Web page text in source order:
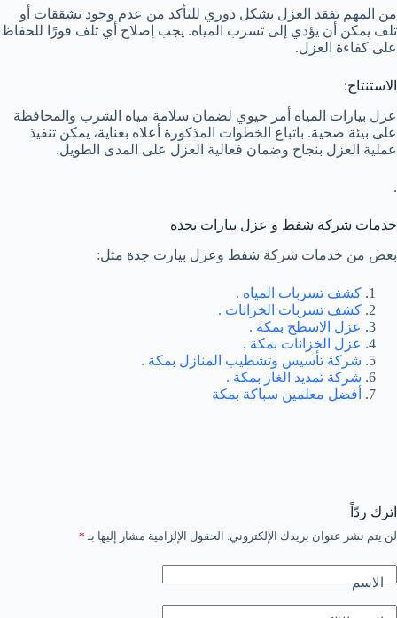
من المهم تفقد العزل بشكل دوري للتأكد من عدم وجود تشققات أو
تلف يمكن أن يؤدي إلى تسرب المياه. يجب إصلاح أي تلف فورًا للحفاظ
على كفاءة العزل.
الاستنتاج:
عزل بيارات المياه أمر حيوي لضمان سلامة مياه الشرب والمحافظة
على بيئة صحية. باتباع الخطوات المذكورة أعلاه بعناية، يمكن تنفيذ
عملية العزل بنجاح وضمان فعالية العزل على المدى الطويل.
.
خدمات شركة شفط و عزل بيارات بجده
بعض من خدمات شركة شفط وعزل بيارت جدة مثل:
كشف تسربات المياه .
كشف تسربات الخزانات .
عزل الاسطح بمكة .
عزل الخزانات بمكة .
شركة تأسيس وتشطيب المنازل بمكة .
شركة تمديد الغاز بمكة .
أفضل معلمين سباكة بمكة
اترك ردّاً
لن يتم نشر عنوان بريدك الإلكتروني. الحقول الإلزامية مشار إليها بـ *
الاسم